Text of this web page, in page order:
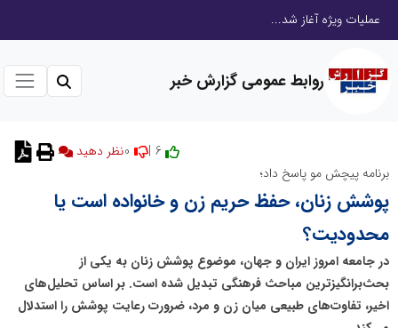
عملیات ویژه آغاز شد...
روابط عمومی گزارش خبر
نظر دهید
برنامه پیچش مو پاسخ داد؛
پوشش زنان، حفظ حریم زن و خانواده است یا
محدودیت؟
در جامعه امروز ایران و جهان، موضوع پوشش زنان به یکی از
بحث‌برانگیزترین مباحث فرهنگی تبدیل شده است. بر اساس تحلیل‌های
اخیر، تفاوت‌های طبیعی میان زن و مرد، ضرورت رعایت پوشش را استدلال